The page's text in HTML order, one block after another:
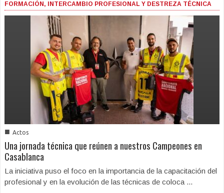
FORMACIÓN, INTERCAMBIO PROFESIONAL Y DESTREZA TÉCNICA
■ Actos
Una jornada técnica que reúnen a nuestros Campeones en
Casablanca
La iniciativa puso el foco en la importancia de la capacitación del
profesional y en la evolución de las técnicas de coloca ...